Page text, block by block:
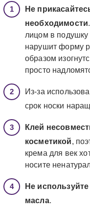
Не
необходимости
лицом в подушку
нарушит форму
образом
просто
Из-за
срок носки
Клей
косметикой,
крема для век
носите
Не
масла.